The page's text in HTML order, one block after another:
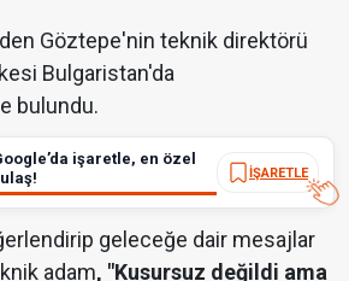
Göztepe'nin teknik direktörü
Bulgaristan'da
bulundu.
işaretle, en özel
İŞARETLE
geleceğe dair mesajlar
adam, "Kusursuz değildi ama